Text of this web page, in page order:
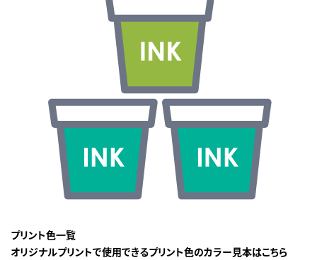
プリント色一覧
オリジナルプリントで使用できるプリント色のカラー見本はこちら